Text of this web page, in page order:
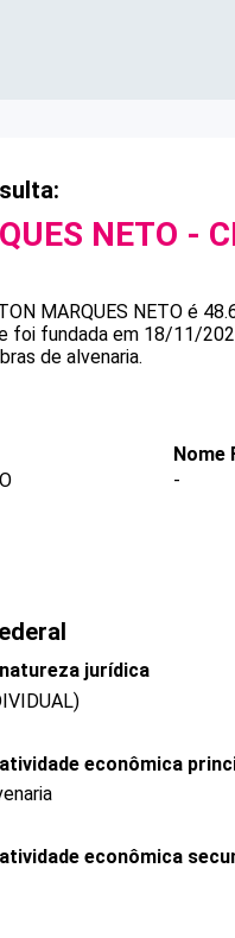
NETO -
MARQUES NETO é
foi fundada em 18/11/
de alvenaria.
Nome
-
jurídica
econômica
econômica